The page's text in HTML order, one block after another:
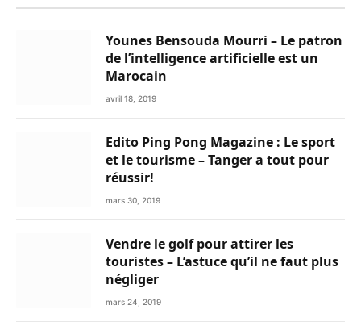
Younes Bensouda Mourri – Le patron
de l’intelligence artificielle est un
Marocain
avril 18, 2019
Edito Ping Pong Magazine : Le sport
et le tourisme – Tanger a tout pour
réussir!
mars 30, 2019
Vendre le golf pour attirer les
touristes – L’astuce qu’il ne faut plus
négliger
mars 24, 2019